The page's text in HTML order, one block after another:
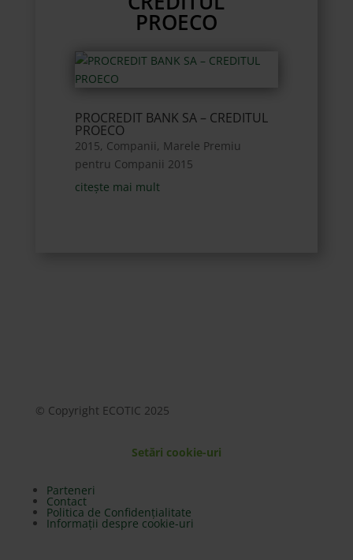
PROECO
PROCREDIT BANK SA – CREDITUL
PROECO
2015, Companii, Marele Premiu
pentru Companii 2015
citește mai mult
© Copyright ECOTIC 2025
Setări cookie-uri
Parteneri
Contact
Politica de Confidențialitate
Informații despre cookie-uri